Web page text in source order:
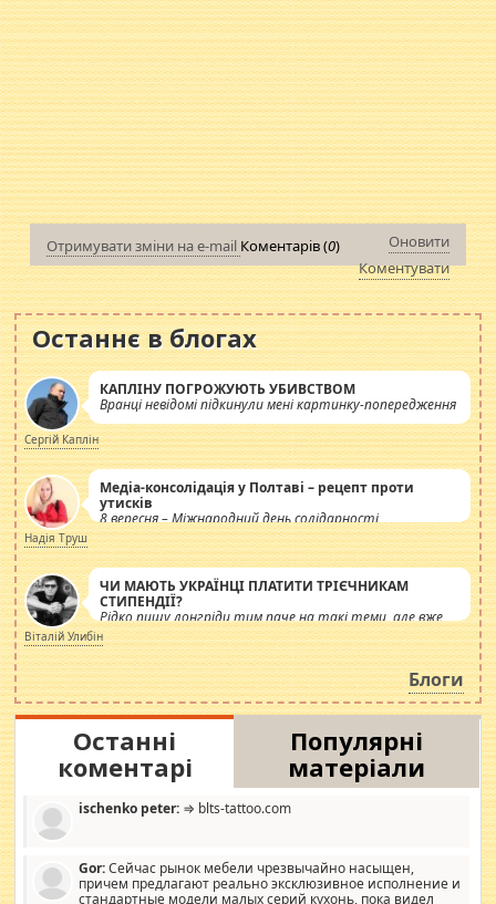
Отримувати зміни на e-mail Коментарів (0)
Оновити
Коментувати
Останнє в блогах
КАПЛІНУ ПОГРОЖУЮТЬ УБИВСТВОМ
Вранці невідомі підкинули мені картинку-попередження
Сергій Каплін
Медіа-консолідація у Полтаві – рецепт проти
утисків
8 вересня – Міжнародний день солідарності
журналістів.
Надія Труш
ЧИ МАЮТЬ УКРАЇНЦІ ПЛАТИТИ ТРІЄЧНИКАМ
СТИПЕНДІЇ?
Рідко пишу лонгріди тим паче на такі теми, але вже
просто дістало! Обурюють сьогоднішні інсенуації
навколо стипендіального питання. Штучно
роздувається ще одна соціальна катастрофа.
Віталій Улибін
Блоги
Останні
коментарі
Популярні
матеріали
ischenko peter: ⇒ blts-tattoo.com
Gor:Сейчас рынок мебели чрезвычайно насыщен,
причем предлагают реально эксклюзивное исполнение и
стандартные модели малых серий кухонь, пока видел